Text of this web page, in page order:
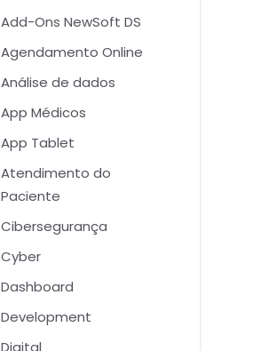
Add-Ons NewSoft DS
Agendamento Online
Análise de dados
App Médicos
App Tablet
Atendimento do
Paciente
Cibersegurança
Cyber
Dashboard
Development
Digital